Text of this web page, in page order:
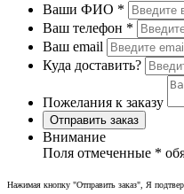
Ваши ФИО *
Ваш телефон *
Ваш email
Куда доставить?
Пожелания к заказу
Отправить заказ
Внимание
Поля отмеченные *
Нажимая кнопку "Отправить заказ", Я